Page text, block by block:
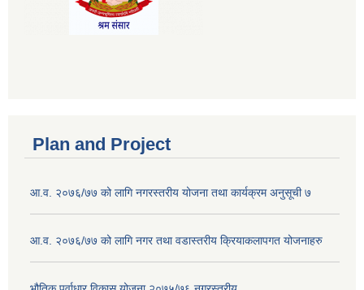
Plan and Project
आ.व. २०७६/७७ को लागि नगरस्तरीय योजना तथा कार्यक्रम अनुसूची ७
आ.व. २०७६/७७ को लागि नगर तथा वडास्तरीय क्रियाकलापगत योजनाहरु